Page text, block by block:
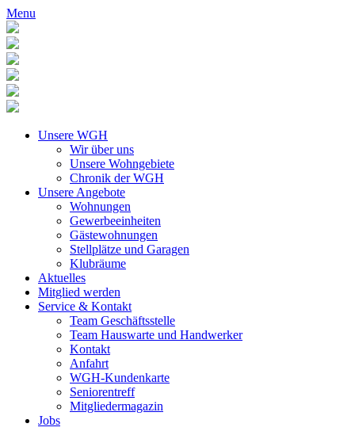
Menu
Unsere WGH
Wir über uns
Unsere Wohngebiete
Chronik der WGH
Unsere Angebote
Wohnungen
Gewerbeeinheiten
Gästewohnungen
Stellplätze und Garagen
Klubräume
Aktuelles
Mitglied werden
Service & Kontakt
Team Geschäftsstelle
Team Hauswarte und Handwerker
Kontakt
Anfahrt
WGH-Kundenkarte
Seniorentreff
Mitgliedermagazin
Jobs